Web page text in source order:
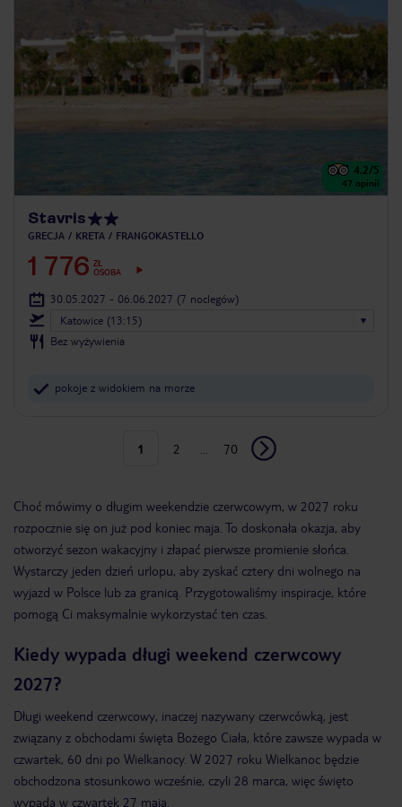
4.2/5
47 opinii
Stavris
GRECJA KRETA FRANGOKASTELLO
1 776 ZŁ
OSOBA
30.05.2027 - 06.06.2027 (7 noclegów)
Katowice (13:15)
Bez wyżywienia
pokoje z widokiem na morze
1 2 70
Choć mówimy o długim weekendzie czerwcowym, w 2027 roku
rozpocznie się on już pod koniec maja. To doskonała okazja, aby
otworzyć sezon wakacyjny i złapać pierwsze promienie słońca.
Wystarczy jeden dzień urlopu, aby zyskać cztery dni wolnego na
wyjazd w Polsce lub za granicą. Przygotowaliśmy inspiracje, które
pomogą Ci maksymalnie wykorzystać ten czas.
Kiedy wypada długi weekend czerwcowy
2027?
Długi weekend czerwcowy, inaczej nazywany czerwcówką, jest
związany z obchodami święta Bożego Ciała, które zawsze wypada w
czwartek, 60 dni po Wielkanocy. W 2027 roku Wielkanoc będzie
obchodzona stosunkowo wcześnie, czyli 28 marca, więc święto
wypada w czwartek 27 maja.